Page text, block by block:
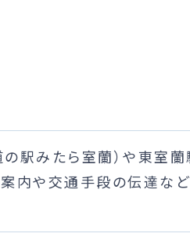
駅みたら室蘭）や東室
内や交通手段の伝達な